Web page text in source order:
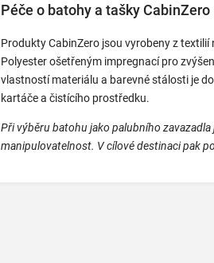
Péče o batohy a tašky CabinZero
Produkty CabinZero jsou vyrobeny z textilií
Polyester ošetřeným impregnací pro
vlastností materiálu a barevné stálosti je
kartáče a čistícího prostředku.
Při výběru batohu jako palubního
manipulovatelnost. V cílové destinaci pak